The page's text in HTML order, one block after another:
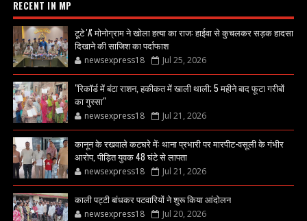
RECENT IN MP
टूटे 'A' मोनोग्राम ने खोला हत्या का राज: हाईवा से कुचलकर सड़क हादसा
दिखाने की साजिश का पर्दाफाश
newsexpress18 Jul 25, 2026
"रिकॉर्ड में बंटा राशन, हकीकत में खाली थाली; 5 महीने बाद फूटा गरीबों
का गुस्सा"
newsexpress18 Jul 21, 2026
कानून के रखवाले कटघरे में: थाना प्रभारी पर मारपीट-वसूली के गंभीर
आरोप, पीड़ित युवक 48 घंटे से लापता
newsexpress18 Jul 21, 2026
काली पट्टी बांधकर पटवारियों ने शुरू किया आंदोलन
newsexpress18 Jul 20, 2026